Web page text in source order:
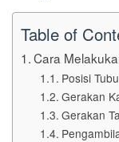
Table of
Cara
Posisi
Gerakan
Gerakan